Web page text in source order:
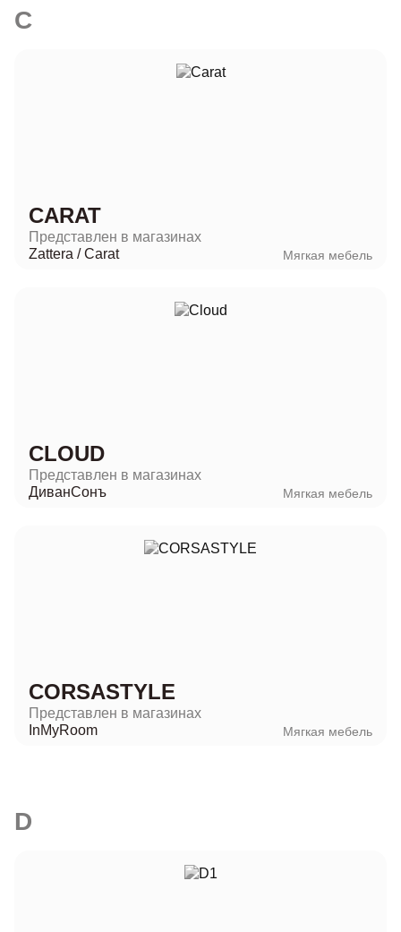
C
CARAT
Представлен в магазинах
Zattera /Carat Мягкая мебель
CLOUD
Представлен в магазинах
ДиванСонъ
Мягкая мебель
CORSASTYLE
Представлен в магазинах
InMyRoom
Мягкая мебель
D